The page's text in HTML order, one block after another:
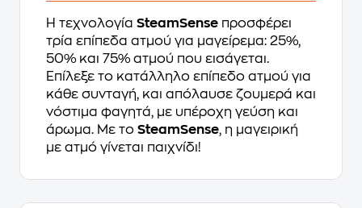
Η τεχνολογία SteamSense προσφέρει
τρία επίπεδα ατμού για μαγείρεμα: 25%,
50% και 75% ατμού που εισάγεται.
Επίλεξε το κατάλληλο επίπεδο ατμού για
κάθε συνταγή, και απόλαυσε ζουμερά και
νόστιμα φαγητά, με υπέροχη γεύση και
άρωμα. Με το SteamSense, η μαγειρική
με ατμό γίνεται παιχνίδι!